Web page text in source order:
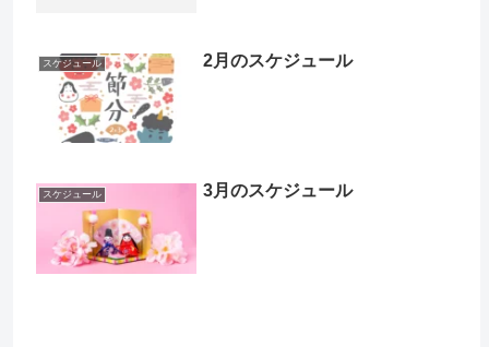
スケジュール 2月のスケジュール
スケジュール 3月のスケジュール